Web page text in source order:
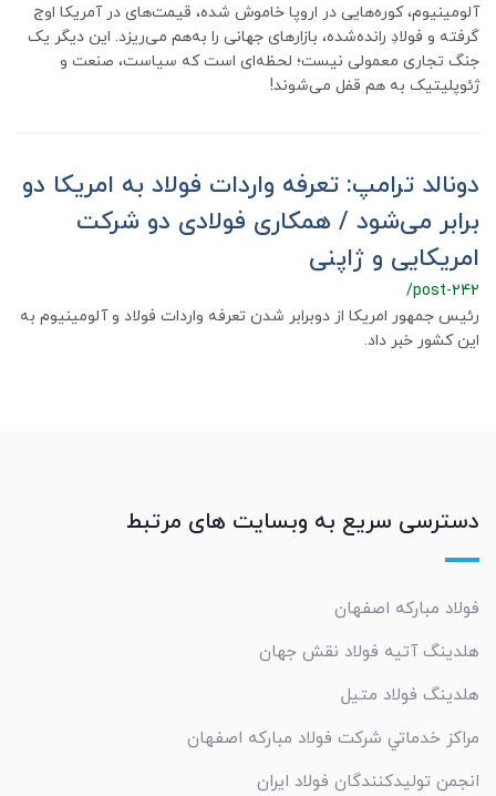
آلومینیوم، کوره‌هایی در اروپا خاموش شده، قیمت‌های در آمریکا اوج
گرفته و فولادِ رانده‌شده، بازارهای جهانی را به‌هم می‌ریزد. این دیگر یک
جنگ تجاری معمولی نیست؛ لحظه‌ای است که سیاست، صنعت و
ژئوپلیتیک به هم قفل می‌شوند!
دونالد ترامپ: تعرفه واردات فولاد به امریکا دو
برابر می‌شود ‌/ همکاری فولادی دو شرکت
امریکایی و ژاپنی
/post-242
رئیس جمهور امریکا از دوبرابر شدن تعرفه واردات فولاد و آلومینیوم به
این کشور خبر داد.
دسترسی سریع به وبسایت های مرتبط
فولاد مبارکه اصفهان
هلدینگ آتیه فولاد نقش جهان
هلدینگ فولاد متیل
مراکز خدماتي شرکت فولاد مبارکه اصفهان
انجمن تولیدکنندگان فولاد ایران